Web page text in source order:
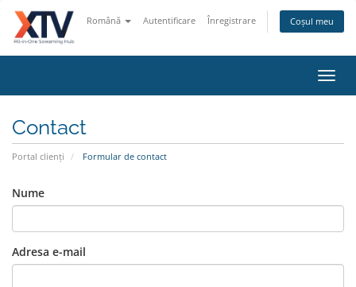
Română Autentificare Înregistrare Coșul meu
Contact
Portal clienți Formular de contact
Nume
Adresa e-mail